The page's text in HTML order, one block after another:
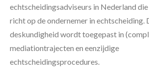
echtscheidingsadviseurs in Nederland
richt op de ondernemer in echtscheiding.
deskundigheid wordt toegepast in
mediationtrajecten en eenzijdige
echtscheidingsprocedures.